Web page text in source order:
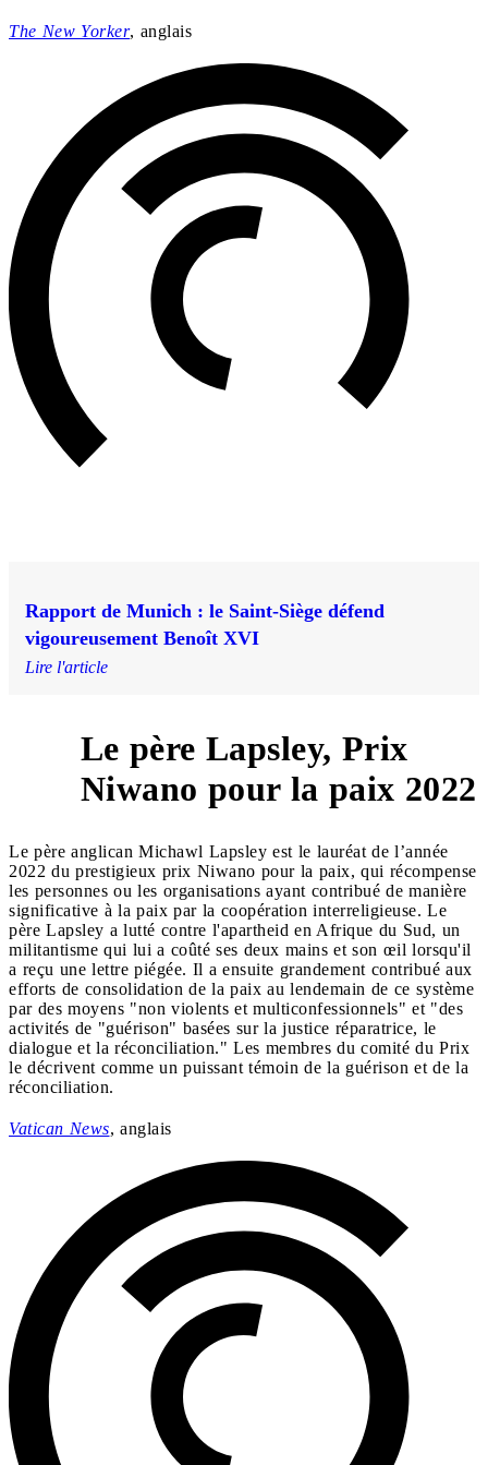
The New Yorker, anglais
Rapport de Munich : le Saint-Siège défend
vigoureusement Benoît XVI
Lire l'article
Le père Lapsley, Prix
Niwano pour la paix 2022
Le père anglican Michawl Lapsley est le lauréat de l’année
2022 du prestigieux prix Niwano pour la paix, qui récompense
les personnes ou les organisations ayant contribué de manière
significative à la paix par la coopération interreligieuse. Le
père Lapsley a lutté contre l'apartheid en Afrique du Sud, un
militantisme qui lui a coûté ses deux mains et son œil lorsqu'il
a reçu une lettre piégée. Il a ensuite grandement contribué aux
efforts de consolidation de la paix au lendemain de ce système
par des moyens "non violents et multiconfessionnels" et "des
activités de "guérison" basées sur la justice réparatrice, le
dialogue et la réconciliation." Les membres du comité du Prix
le décrivent comme un puissant témoin de la guérison et de la
réconciliation.
Vatican News, anglais